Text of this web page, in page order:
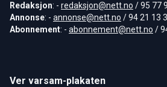
Redaksjon: - redaksjon@nett.no / 95 77
Annonse: - annonse@nett.no / 94 21 13
Abonnement: - abonnement@nett.no /
Ver varsam-plakaten